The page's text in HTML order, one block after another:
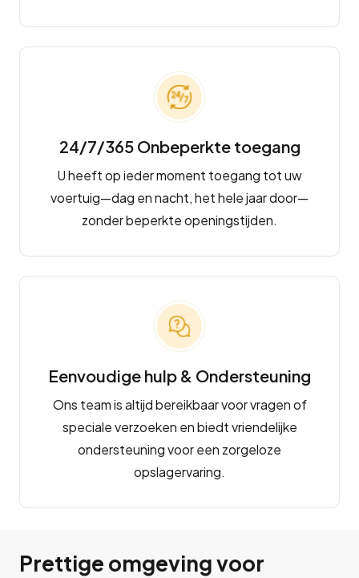
24/7/365 Onbeperkte toegang
U heeft op ieder moment toegang tot uw
voertuig—dag en nacht, het hele jaar door—
zonder beperkte openingstijden.
Eenvoudige hulp & Ondersteuning
Ons team is altijd bereikbaar voor vragen of
speciale verzoeken en biedt vriendelijke
ondersteuning voor een zorgeloze
opslagervaring.
Prettige omgeving voor